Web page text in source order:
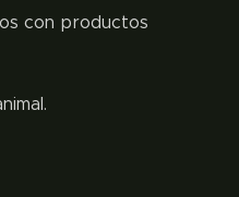
con productos